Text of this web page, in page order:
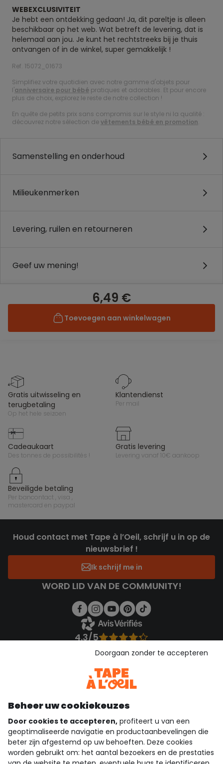
WEBEXCLUSIVITEIT
Je hebt een ontdekking gedaan! Ja, dit pareltje is alleen
beschikbaar op het web. Wat betreft de levering, dat is
helemaal aan jou. Je kunt het rechtstreeks bij je thuis
ontvangen of in de winkel, super gemakkelijk !
Ref. 15072_01673
Simplifiez votre quotidien avec notre gamme d'objets pour
l'anniversaire pour bébé pratiques et adorables. Et pour encore
plus de choix, explorez le reste de notre collection !
En quête de petits prix sans compromis sur le style ni la qualité :
découvrez notre sélection devêtements bébé en promotion.
Samenstelling en onderhoud
Milieukenmerken
Levering, ruilen en retourneren
Geef uw mening!
6,49 €
Toevoegen aan winkelwagen
gratis uitwisseling en
terugbetaling
op het hele seizoen
klantendienst
per mail
cadeaukaart
des tonnes de possibilités !
gratis levering
levering vanaf 10€ aankoop
beveiligde betaling
per bancontact , visa ,
mastercard en paypal
Houd contact met Tape à l’Oeil, schrijf u in op de
nieuwsbrief !
Ik schrijf me in
WORD LID VAN DE COMMUNITY!
4.3/5
Bekijk de vertrouwensverklaring
Download onze applicatie
Ontdek onze applicatie
wie zijn we?
Beheer uw cookiekeuzes
Door cookies te accepteren, profiteert u van een
geoptimaliseerde navigatie en productaanbevelingen die
beter zijn afgestemd op uw behoeften. Deze cookies
worden gebruikt om: het aantal bezoekers en de prestaties
Doorgaan zonder te accepteren